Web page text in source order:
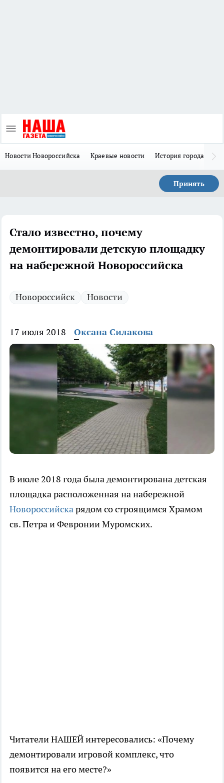
Новости Новороссийска Краевые новости История города Н
Принять
Стало известно, почему
демонтировали детскую площадку
на набережной Новороссийска
Новороссийск Новости
17 июля 2018 Оксана Силакова
В июле 2018 года была демонтирована детская
площадка расположенная на набережной
Новороссийскарядом со строящимся Храмом
св. Петра и Февронии Муромских.
Читатели НАШЕЙ интересовались: «Почему
демонтировали игровой комплекс, что
появится на его месте?»